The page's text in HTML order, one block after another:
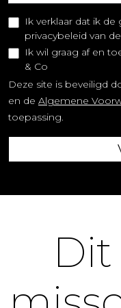
Ik verklaar dat ik
privacybeleid van
Ik wil graag af en
& Co
Deze site is beveiligd
en de Algemene
toepassing.